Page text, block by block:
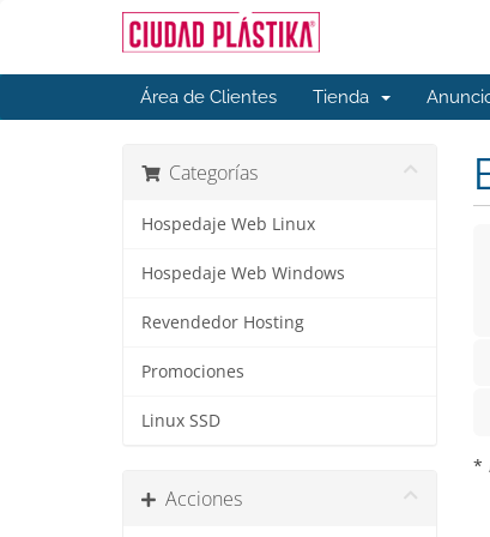
Área de Clientes Tienda
Categorías
Hospedaje Web Linux
Hospedaje Web Windows
Revendedor Hosting
Promociones
Linux SSD
Acciones
*